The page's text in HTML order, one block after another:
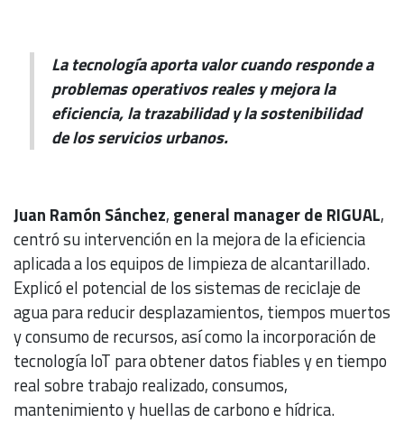
La tecnología aporta valor cuando responde a
problemas operativos reales y mejora la
eficiencia, la trazabilidad y la sostenibilidad
de los servicios urbanos.
Juan Ramón Sánchez, general manager de RIGUAL,
centró su intervención en la mejora de la eficiencia
aplicada a los equipos de limpieza de alcantarillado.
Explicó el potencial de los sistemas de reciclaje de
agua para reducir desplazamientos, tiempos muertos
y consumo de recursos, así como la incorporación de
tecnología IoT para obtener datos fiables y en tiempo
real sobre trabajo realizado, consumos,
mantenimiento y huellas de carbono e hídrica.